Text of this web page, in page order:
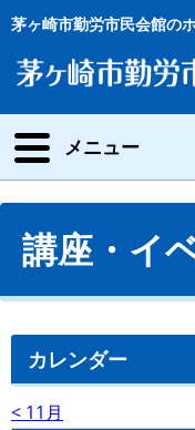
茅ヶ崎市勤労市民会館の
メニュー
講座・イ
カレンダー
< 11月